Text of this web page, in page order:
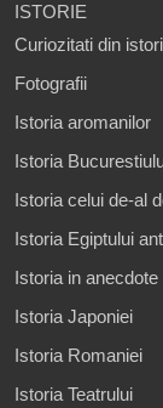
ISTORIE
Curiozitati din
Fotografii
Istoria aromanilor
Istoria
Istoria celui de-al
Istoria Egiptului
Istoria in anecdote
Istoria Japoniei
Istoria Romaniei
Istoria Teatrului